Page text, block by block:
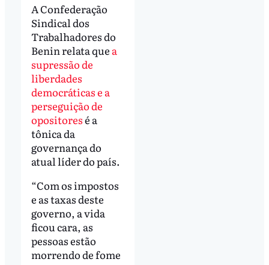
A Confederação
Sindical dos
Trabalhadores do
Benin relata que a
supressão de
liberdades
democráticas e a
perseguição de
opositoresé a
tônica da
governança do
atual líder do país.
“Com os impostos
e as taxas deste
governo, a vida
ficou cara, as
pessoas estão
morrendo de fome